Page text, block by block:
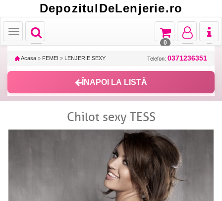
DepozitulDeLenjerie.ro
Toggle
navigation
Toggle
Toggle
navigation
Toggle
navigation
Toggle
navigation
0
Acasa » FEMEI » LENJERIE SEXY Telefon: 0371236351
ÎNAPOI LA LISTĂ
Chilot sexy TESS